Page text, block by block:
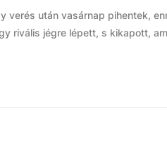
verés után vasárnap pihentek,
rivális jégre lépett, s kikapott,